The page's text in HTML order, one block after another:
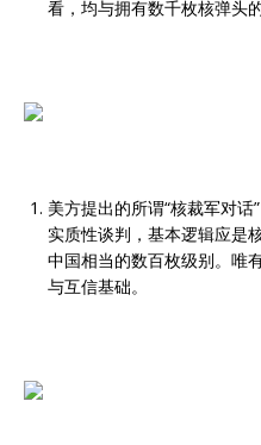
看，均与拥有数千枚核弹头
美方提出的所谓“核裁军对
实质性谈判，基本逻辑应是
中国相当的数百枚级别。唯
与互信基础。